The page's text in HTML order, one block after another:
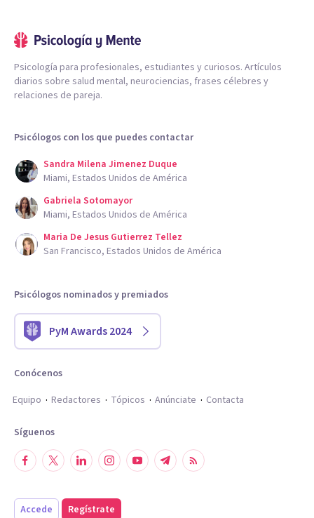
Psicología para profesionales, estudiantes y curiosos. Artículos
diarios sobre salud mental, neurociencias, frases célebres y
relaciones de pareja.
Psicólogos con los que puedes contactar
Sandra Milena Jimenez Duque
Miami, Estados Unidos de América
Gabriela Sotomayor
Miami, Estados Unidos de América
Maria De Jesus Gutierrez Tellez
San Francisco, Estados Unidos de América
Psicólogos nominados y premiados
PyM Awards 2024
Conócenos
Equipo
Redactores Tópicos Anúnciate Contacta
Síguenos
Accede Regístrate